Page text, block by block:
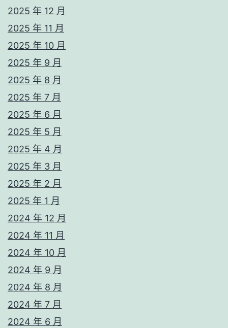
2025 年 12 月
2025 年 11 月
2025 年 10 月
2025 年 9 月
2025 年 8 月
2025 年 7 月
2025 年 6 月
2025 年 5 月
2025 年 4 月
2025 年 3 月
2025 年 2 月
2025 年 1 月
2024 年 12 月
2024 年 11 月
2024 年 10 月
2024 年 9 月
2024 年 8 月
2024 年 7 月
2024 年 6 月